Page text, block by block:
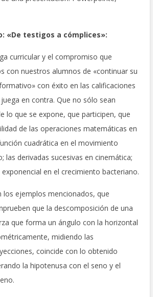
«De testigos a cómplices»:
curricular y el compromiso que
con nuestros alumnos de «continuar su
con éxito en las calificaciones
en contra. Que no sólo sean
lo que se expone, que participen, que
de las operaciones matemáticas en
cuadrática en el movimiento
las derivadas sucesivas en cinemática;
en el crecimiento bacteriano.
los ejemplos mencionados, que
que la descomposición de una
que forma un ángulo con la horizontal
midiendo las
coincide con lo obtenido
la hipotenusa con el seno y el